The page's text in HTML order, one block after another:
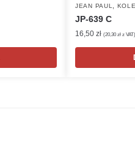
JEAN PAUL,
JP-639 C
16,50 zł (20,30 zł z VAT)